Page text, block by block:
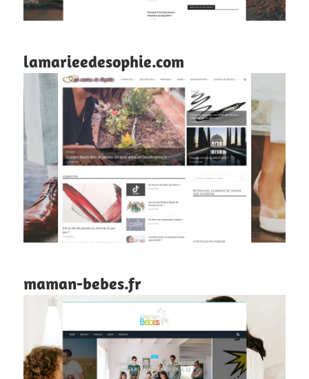
lamarieedesophie.com
maman-bebes.fr